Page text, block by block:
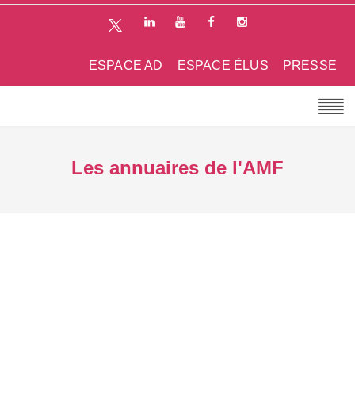
PRESSE
ESPACE ÉLUS
ESPACE AD
Les annuaires de l'AMF